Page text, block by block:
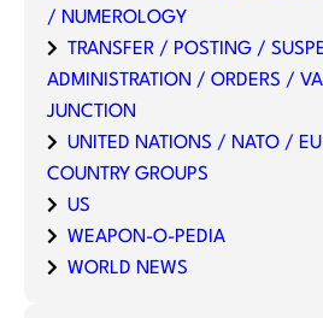
/ NUMEROLOGY
TRANSFER / POSTING /
ADMINISTRATION / ORDERS /
JUNCTION
UNITED NATIONS / NATO /
COUNTRY GROUPS
US
WEAPON-O-PEDIA
WORLD NEWS